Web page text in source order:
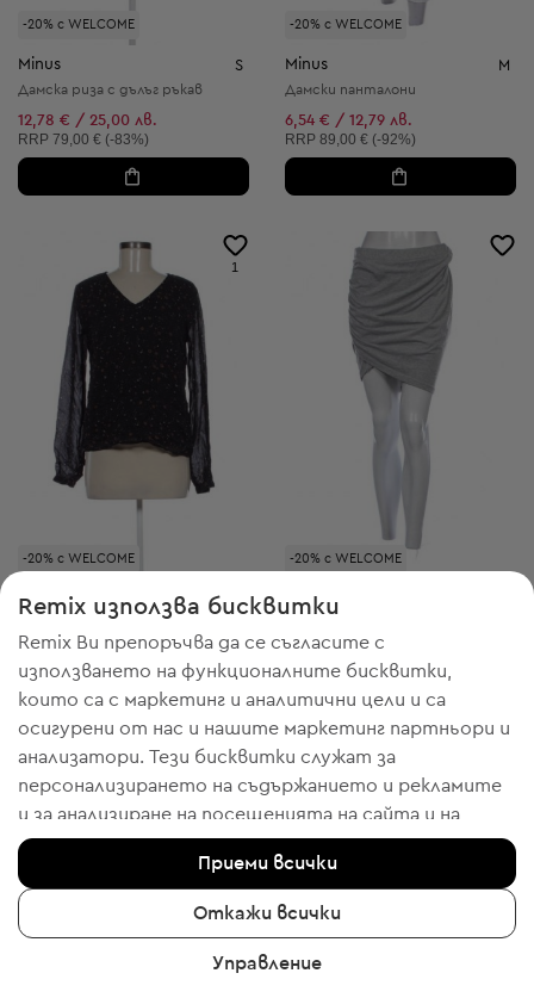
-20% с WELCOME
Minus S
Дамска риза с дълъг ръкав
12,78 € / 25,00 лв.
Препоръчителна цена:
RRP 79,00 € (-83%)
-20% с WELCOME
Minus M
Дамски панталони
6,54 € / 12,79 лв.
Препоръчителна цена:
RRP 89,00 € (-92%)
-20% с WELCOME
1
Minus XS
Дамска блуза с дълъг ръкав
8,69 € / 17,00 лв.
Препоръчителна цена:
RRP69,00 € (-87%)
-20% с WELCOME
Minus
12,78 € / 25,00 лв.
Препоръчителна цена:
RRP79,00 € (-83%)
Remix използва бисквитки
Remix Ви препоръчва да се съгласите с
използването на функционалните бисквитки,
които са с маркетинг и аналитични цели и са
осигурени от нас и нашите маркетинг партньори и
анализатори. Тези бисквитки служат за
персонализирането на съдържанието и рекламите
и за анализиране на посещенията на сайта и на
мобилното приложение - информация, която ни
помага да Ви показваме продукти, които бихте
харесали. Ако сте съгласни, моля потвърдете с
клик върху бутона “Да, съгласен съм“.
За да получите повече информация, моля
Приеми всички
Откажи всички
Управление